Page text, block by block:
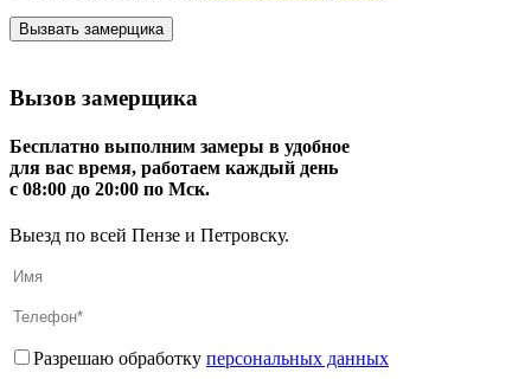
Вызов замерщика
Бесплатно выполним замеры в удобное
для вас время, работаем каждый день
с 08:00 до 20:00 по Мск.
Выезд по всей Пензе и Петровску.
Разрешаю обработку персональных данных